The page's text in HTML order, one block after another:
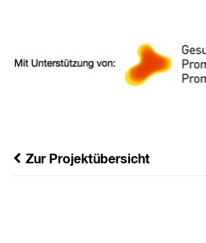
Zur Projektübersicht